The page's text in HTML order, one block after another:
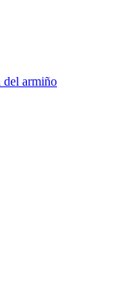
del armiño